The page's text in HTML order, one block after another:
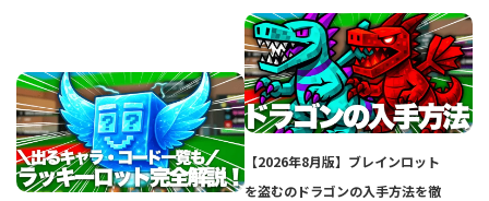
【2026年8月版】ブレインロット
を盗むのドラゴンの入手方法を徹